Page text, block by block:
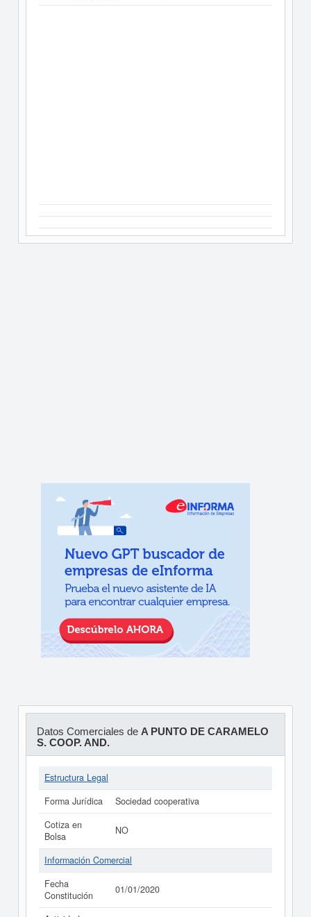
Datos Comerciales de A PUNTO DE CARAMELO
S. COOP. AND.
Estructura Legal
Forma Jurídica
Sociedad cooperativa
Cotiza en
Bolsa
NO
Información Comercial
Fecha
Constitución
01/01/2020